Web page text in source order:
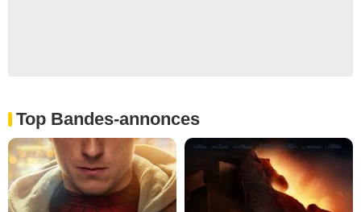
Top Bandes-annonces